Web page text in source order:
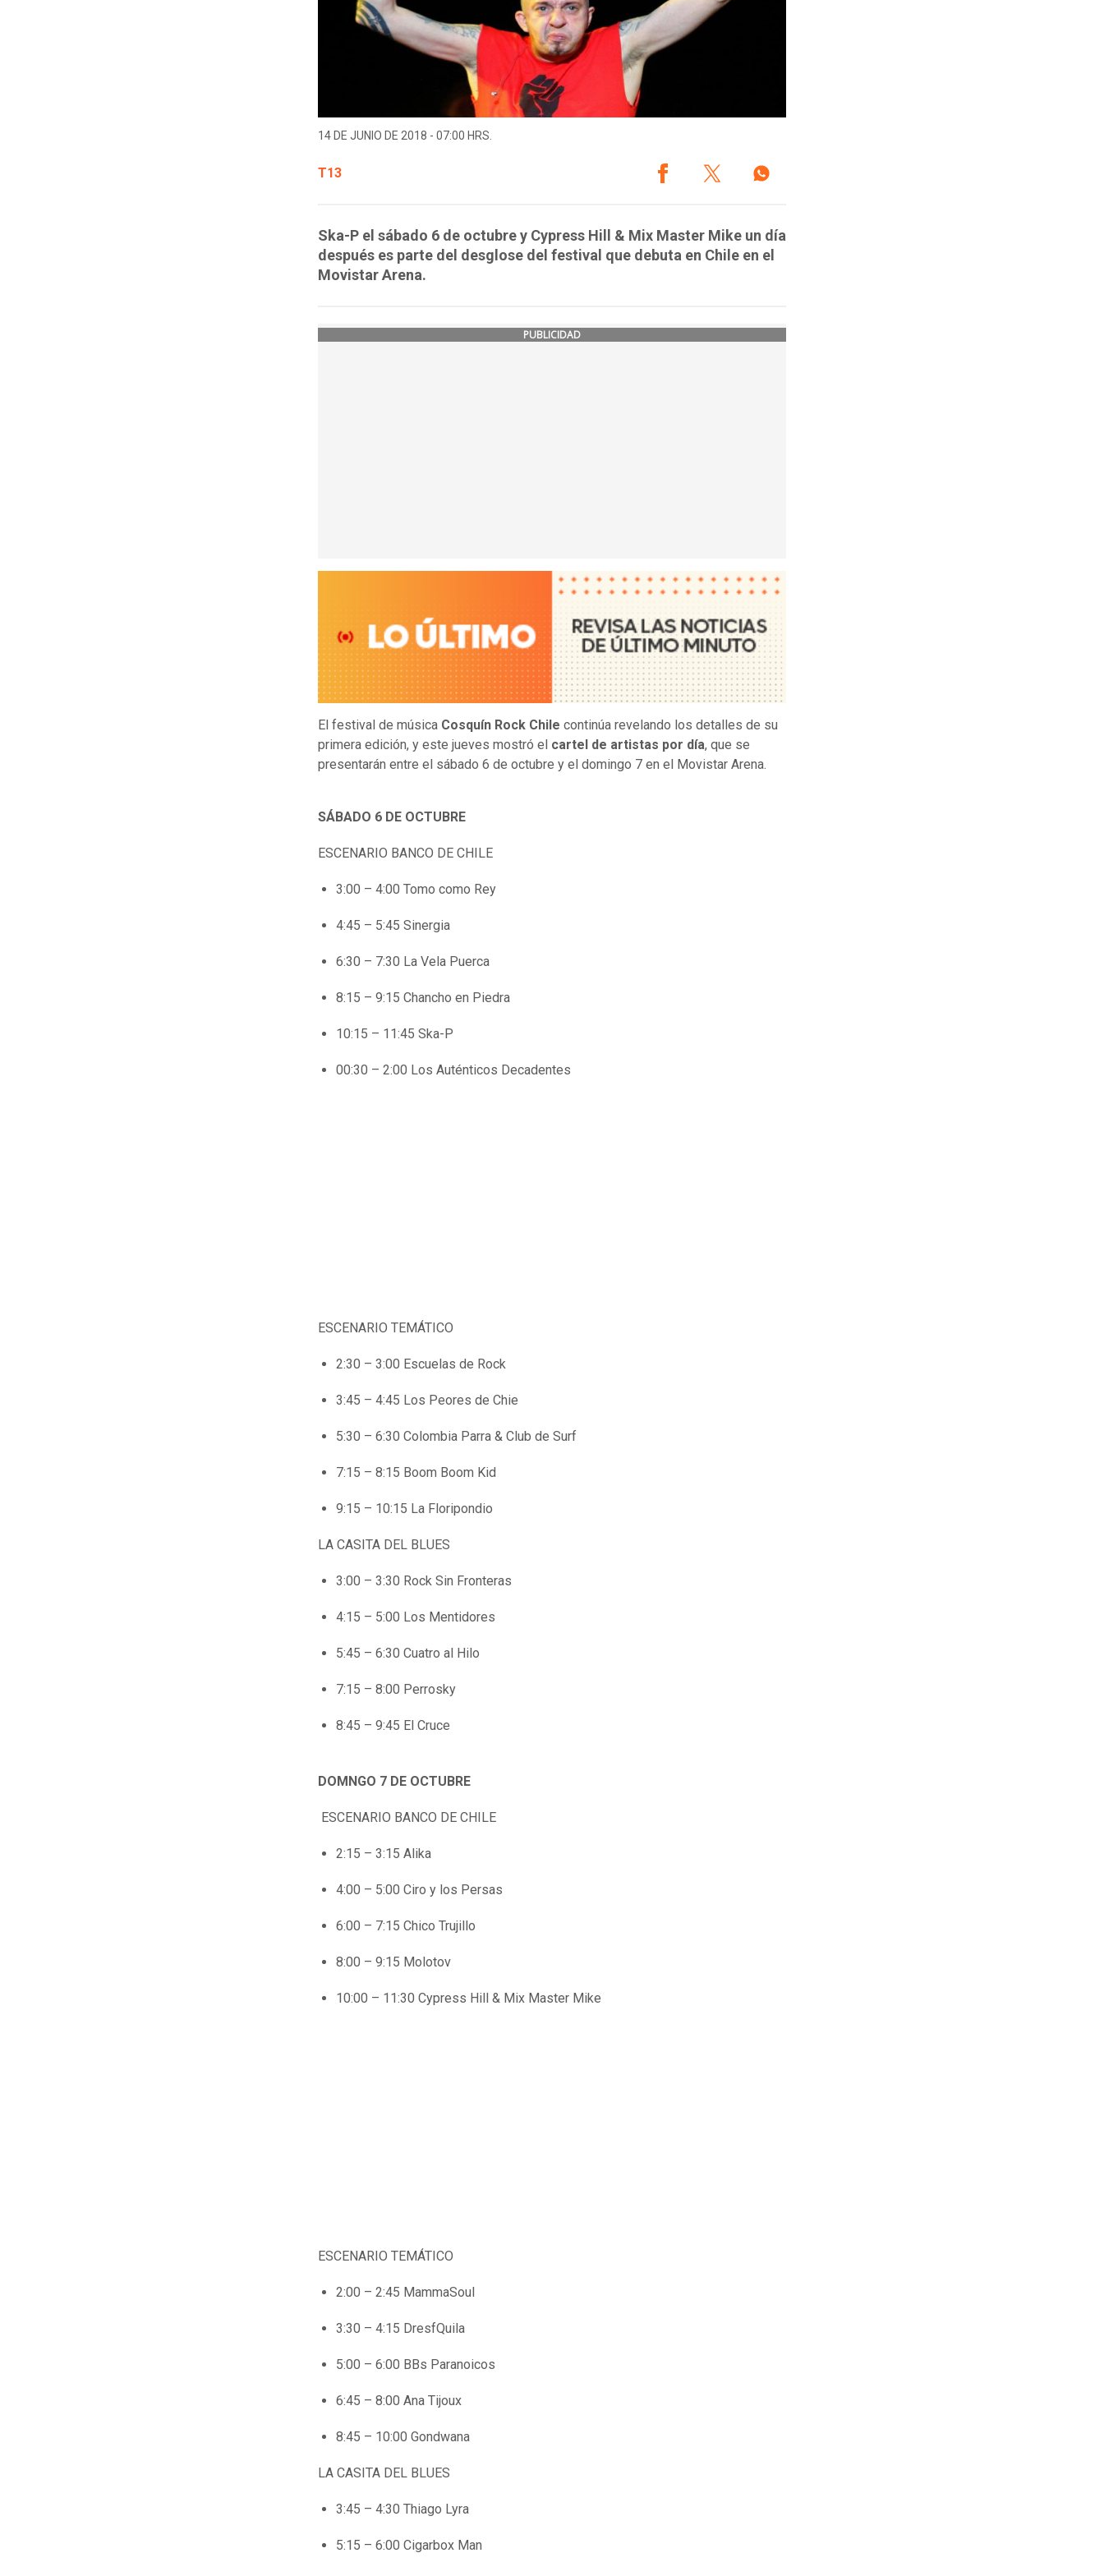
14 DE JUNIO DE 2018 - 07:00 HRS.
T13
Ska-P el sábado 6 de octubre y Cypress Hill & Mix Master Mike un día
después es parte del desglose del festival que debuta en Chile en el
Movistar Arena.
PUBLICIDAD
El festival de música Cosquín Rock Chile continúa revelando los detalles de su
primera edición, y este jueves mostró el cartel de artistas por día, que se
presentarán entre el sábado 6 de octubre y el domingo 7 en el Movistar Arena.
SÁBADO 6 DE OCTUBRE
ESCENARIO BANCO DE CHILE
3:00 – 4:00 Tomo como Rey
4:45 – 5:45 Sinergia
6:30 – 7:30 La Vela Puerca
8:15 – 9:15 Chancho en Piedra
10:15 – 11:45 Ska-P
00:30 – 2:00 Los Auténticos Decadentes
ESCENARIO TEMÁTICO
2:30 – 3:00 Escuelas de Rock
3:45 – 4:45 Los Peores de Chie
5:30 – 6:30 Colombia Parra & Club de Surf
7:15 – 8:15 Boom Boom Kid
9:15 – 10:15 La Floripondio
LA CASITA DEL BLUES
3:00 – 3:30 Rock Sin Fronteras
4:15 – 5:00 Los Mentidores
5:45 – 6:30 Cuatro al Hilo
7:15 – 8:00 Perrosky
8:45 – 9:45 El Cruce
DOMNGO 7 DE OCTUBRE
ESCENARIO BANCO DE CHILE
2:15 – 3:15 Alika
4:00 – 5:00 Ciro y los Persas
6:00 – 7:15 Chico Trujillo
8:00 – 9:15 Molotov
10:00 – 11:30 Cypress Hill & Mix Master Mike
ESCENARIO TEMÁTICO
2:00 – 2:45 MammaSoul
3:30 – 4:15 DresfQuila
5:00 – 6:00 BBs Paranoicos
6:45 – 8:00 Ana Tijoux
8:45 – 10:00 Gondwana
LA CASITA DEL BLUES
3:45 – 4:30 Thiago Lyra
5:15 – 6:00 Cigarbox Man